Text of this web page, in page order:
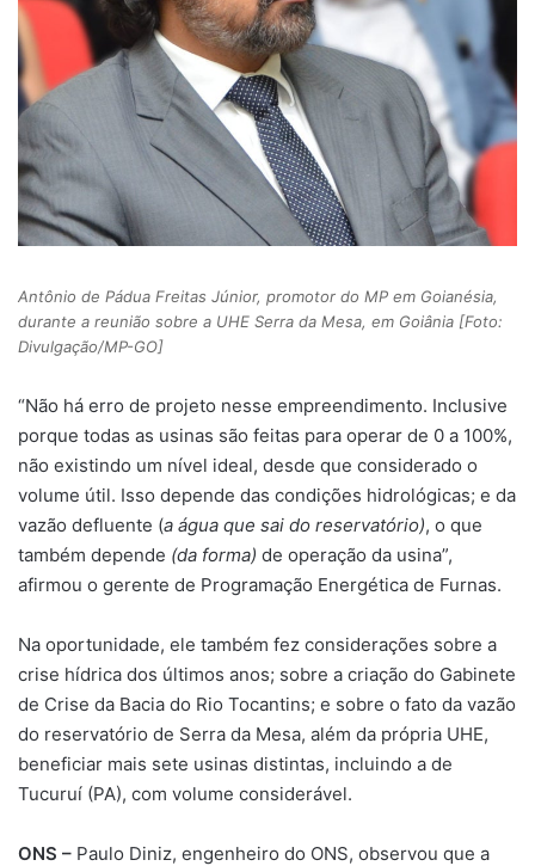
Antônio de Pádua Freitas Júnior, promotor do MP em Goianésia,
durante a reunião sobre a UHE Serra da Mesa, em Goiânia [Foto:
Divulgação/MP-GO]
“Não há erro de projeto nesse empreendimento. Inclusive
porque todas as usinas são feitas para operar de 0 a 100%,
não existindo um nível ideal, desde que considerado o
volume útil. Isso depende das condições hidrológicas; e da
vazão defluente (a água que sai do reservatório), o que
também depende (da forma) de operação da usina”,
afirmou o gerente de Programação Energética de Furnas.
Na oportunidade, ele também fez considerações sobre a
crise hídrica dos últimos anos; sobre a criação do Gabinete
de Crise da Bacia do Rio Tocantins; e sobre o fato da vazão
do reservatório de Serra da Mesa, além da própria UHE,
beneficiar mais sete usinas distintas, incluindo a de
Tucuruí (PA), com volume considerável.
ONS – Paulo Diniz, engenheiro do ONS, observou que a